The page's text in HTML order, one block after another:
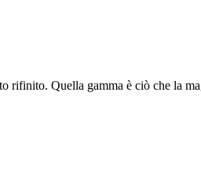
Quella gamma è ciò che la